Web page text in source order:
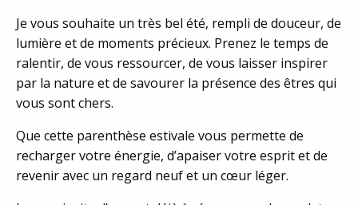
Je vous souhaite un très bel été, rempli de douceur, de
lumière et de moments précieux. Prenez le temps de
ralentir, de vous ressourcer, de vous laisser inspirer
par la nature et de savourer la présence des êtres qui
vous sont chers.
Que cette parenthèse estivale vous permette de
recharger votre énergie, d’apaiser votre esprit et de
revenir avec un regard neuf et un cœur léger.